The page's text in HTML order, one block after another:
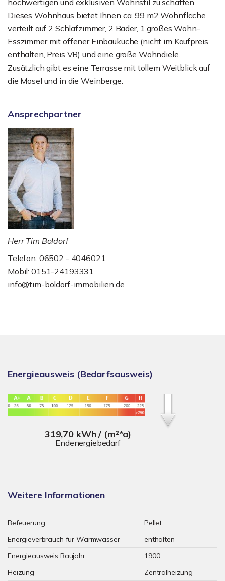
hochwertigen und exklusiven Wohnstil zu schaffen.
Dieses Wohnhaus bietet Ihnen ca. 99 m2 Wohnfläche
verteilt auf 2 Schlafzimmer, 2 Bäder, 1 großes Wohn­
Esszimmer mit offener Einbauküche (nicht im Kaufpreis
enthalten, Preis VB) und eine große Wohndiele.
Zusätzlich gibt es eine Terrasse mit tollem Weitblick auf
die Mosel und in die Weinberge.
Ansprechpartner
Herr Tim Boldorf
Telefon: 06502 - 4046021
Mobil: 0151-24193331
info@tim-boldorf-immobilien.de
Energieausweis (Bedarfsausweis)
319,70 kWh / (m²*a)
Endenergiebedarf
Weitere Informationen
Befeuerung
Pellet
Energieverbrauch für Warmwasser
enthalten
Energieausweis Baujahr
1900
Heizung
Zentralheizung